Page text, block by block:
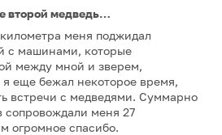
второй медведь…
меня поджидал
с машинами, которые
между мной и зверем,
еще бежал некоторое время,
встречи с медведями. Суммарно
сопровождали меня 27
огромное спасибо.